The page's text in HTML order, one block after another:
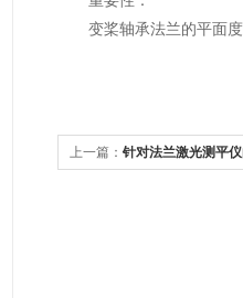
变桨轴承法兰的平面度
上一篇： 针对法兰激光测平